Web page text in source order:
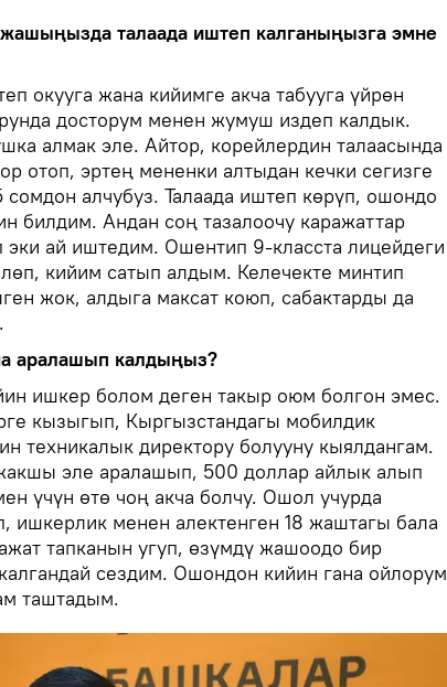
талаада иштеп калганыңызга эмне
окууга жана кийимге акча табууга үйрөн
досторум менен жумуш издеп калдык.
алмак эле. Айтор, корейлердин талаасында
отоп, эртең мененки алтыдан кечки сегизге
сомдон алчубуз. Талаада иштеп көрүп, ошондо
билдим. Андан соң тазалоочу каражаттар
ай иштедим. Ошентип 9-класста лицейдеги
кийим сатып алдым. Келечекте минтип
жок, алдыга максат коюп, сабактарды да
аралашып калдыңыз?
ишкер болом деген такыр оюм болгон эмес.
кызыгып, Кыргызстандагы мобилдик
техникалык директору болууну кыялдангам.
эле аралашып, 500 доллар айлык алып
үчүн өтө чоң акча болчу. Ошол учурда
ишкерлик менен алектенген 18 жаштагы бала
тапканын угуп, өзүмдү жашоодо бир
сездим. Ошондон кийин гана ойлорум
таштадым.